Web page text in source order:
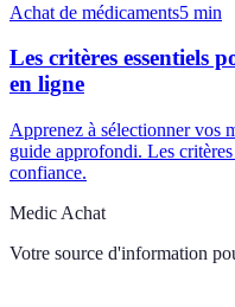
Achat de médicaments5 min
Les critères essentiels
en ligne
Apprenez à sélectionner vos
guide approfondi. Les
confiance.
Medic Achat
Votre source d'information